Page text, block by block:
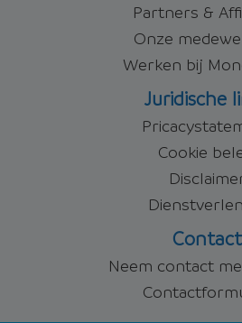
Partners &
Onze
Werken bij
Juridische
Cookie
Contact
Neem contact